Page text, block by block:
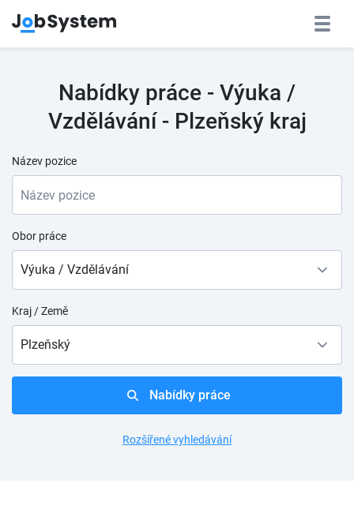
Nabídky práce - Výuka /
Vzdělávání - Plzeňský kraj
Název pozice
Obor práce
Výuka / Vzdělávání
Kraj / Země
Plzeňský
Nabídky práce
Rozšířené vyhledávání